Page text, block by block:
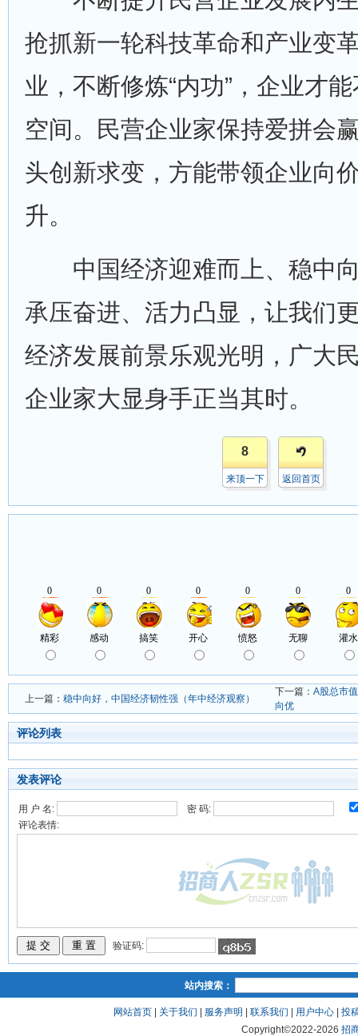
抢抓新一轮科技革命和产业变
业，不断修炼“内功”，企业才
空间。民营企业家保持爱拼会
头创新求变，方能带领企业向
升。
中国经济迎难而上、稳中向
承压奋进、活力凸显，让我们
经济发展前景乐观光明，广大
企业家大显身手正当其时。
8
来顶一下 返回首页
上一篇： 稳中向好，中国经济韧性强（年中经济观察）
下一篇： A股总市
向优
评论列表
发表评论
用 户 名:
密 码:
评论表情:
验证码:
站内搜索：
网站首页 关于我们 服务声明 联系我们 用户中心
投
Copyright©2022-2026招